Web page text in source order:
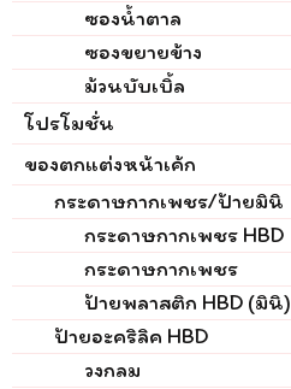
ซองน้ำตาล
ซองขยายข้าง
ม้วนบับเบิ้ล
โปรโมชั่น
ของตกแต่งหน้าเค้ก
กระดาษกากเพชร/ป้ายมินิ
กระดาษกากเพชร HBD
กระดาษกากเพชร
ป้ายพลาสติก HBD (มินิ)
ป้ายอะคริลิค HBD
วงกลม